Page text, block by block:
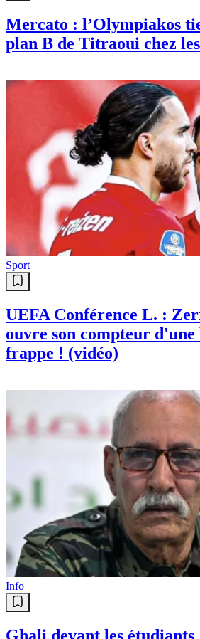
Mercato : l’Olympiakos
plan B de Titraoui chez
Sport
UEFA Conférence L. :
ouvre son compteur d'une
frappe ! (vidéo)
Info